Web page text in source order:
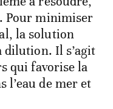
Pour minimiser
la solution
dilution. Il s’agit
qui favorise la
l’eau de mer et